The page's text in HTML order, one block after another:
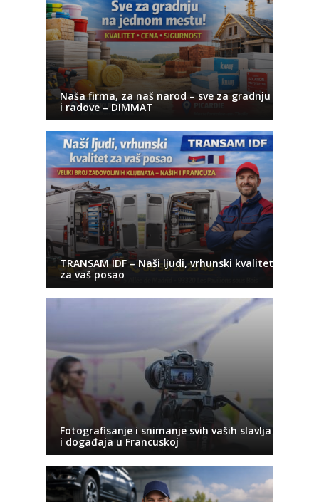
Naša firma, za naš narod – sve za gradnju
i radove – DIMMAT
TRANSAM IDF – Naši ljudi, vrhunski kvalitet
za vaš posao
Fotografisanje i snimanje svih vaših slavlja
i događaja u Francuskoj